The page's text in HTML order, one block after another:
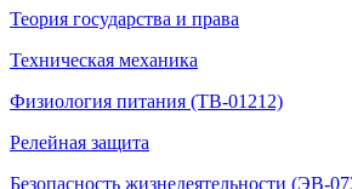
Теория государства и права
Техническая механика
Физиология питания (ТВ-01212)
Релейная защита
Безопасность жизнедеятельности (ЭВ-